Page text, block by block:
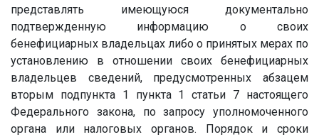
представлять имеющуюся документально
подтвержденную информацию о своих
бенефициарных владельцах либо о принятых мерах по
установлению в отношении своих бенефициарных
владельцев сведений, предусмотренных абзацем
вторым подпункта 1 пункта 1 статьи 7 настоящего
Федерального закона, по запросу уполномоченного
органа или налоговых органов. Порядок и сроки